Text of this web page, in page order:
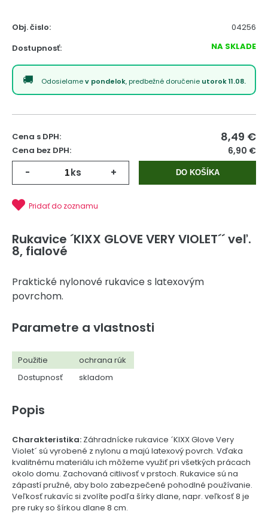
Obj. čislo:
04256
Dostupnosť:
NA SKLADE
Odosielamev pondelok, predbežné doručenie utorok 11.08.
Cena s DPH: 8,49 €
Cena bez DPH: 6,90 €
- ks + DO KOŠÍKA
Pridať do zoznamu
Rukavice ´KIXX GLOVE VERY VIOLET´´ veľ.
8, fialové
Praktické nylonové rukavice s latexovým
povrchom.
Parametre a vlastnosti
Použitie
ochrana rúk
Dostupnosť
skladom
Popis
Charakteristika: Záhradnícke rukavice ´KIXX Glove Very
Violet´ sú vyrobené z nylonu a majú latexový povrch. Vďaka
kvalitnému materiálu ich môžeme využiť pri všetkých prácach
okolo domu. Zachovaná citlivosť v prstoch. Rukavice sú na
zápastí pružné, aby bolo zabezpečené pohodlné používanie.
Veľkosť rukavíc si zvolíte podľa šírky dlane, napr. veľkosť 8 je
pre ruky so šírkou dlane 8 cm.